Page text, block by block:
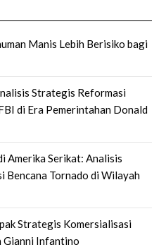
Manis Lebih Berisiko bagi
Strategis Reformasi
di Era Pemerintahan Donald
Amerika Serikat: Analisis
Bencana Tornado di Wilayah
Strategis Komersialisasi
Gianni Infantino